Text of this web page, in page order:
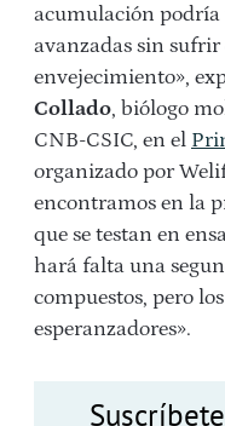
acumulación podría
avanzadas sin sufrir
envejecimiento»,
Collado, biólogo
CNB-CSIC, en el
organizado por
encontramos en la
que se testan en
hará falta una
compuestos, pero
esperanzadores».